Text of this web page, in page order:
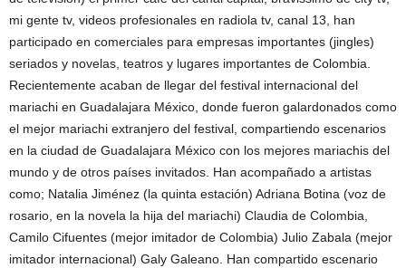
mi gente tv, videos profesionales en radiola tv, canal 13, han
participado en comerciales para empresas importantes (jingles)
seriados y novelas, teatros y lugares importantes de Colombia.
Recientemente acaban de llegar del festival internacional del
mariachi en Guadalajara México, donde fueron galardonados como
el mejor mariachi extranjero del festival, compartiendo escenarios
en la ciudad de Guadalajara México con los mejores mariachis del
mundo y de otros países invitados. Han acompañado a artistas
como; Natalia Jiménez (la quinta estación) Adriana Botina (voz de
rosario, en la novela la hija del mariachi) Claudia de Colombia,
Camilo Cifuentes (mejor imitador de Colombia) Julio Zabala (mejor
imitador internacional) Galy Galeano. Han compartido escenario